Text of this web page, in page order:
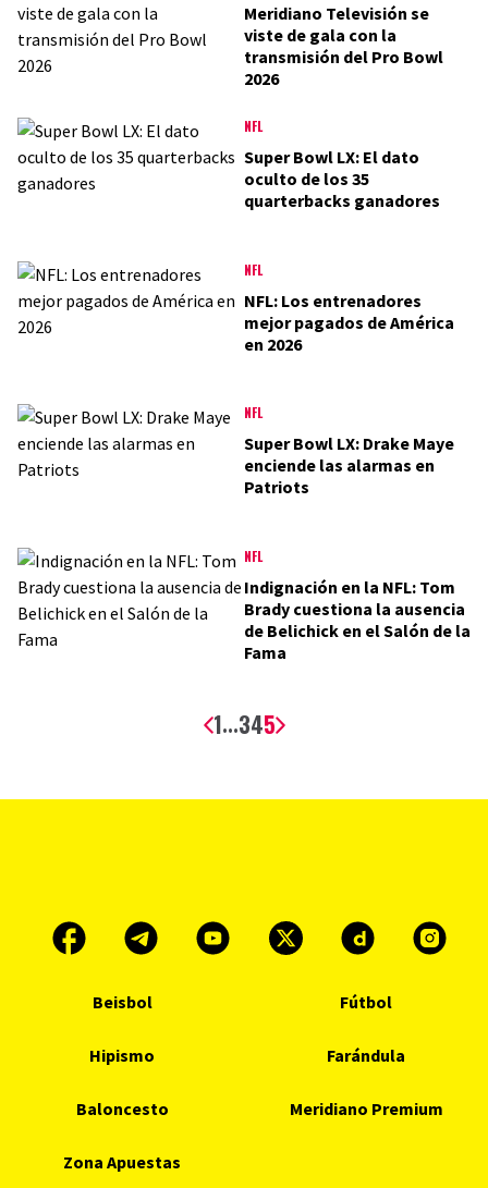
Meridiano Televisión se
viste de gala con la
transmisión del Pro Bowl
2026
NFL
Super Bowl LX: El dato
oculto de los 35
quarterbacks ganadores
NFL
NFL: Los entrenadores
mejor pagados de América
en 2026
NFL
Super Bowl LX: Drake Maye
enciende las alarmas en
Patriots
NFL
Indignación en la NFL: Tom
Brady cuestiona la ausencia
de Belichick en el Salón de la
Fama
1...345
Beisbol Fútbol
Hipismo Farándula
Baloncesto Meridiano Premium
Zona Apuestas